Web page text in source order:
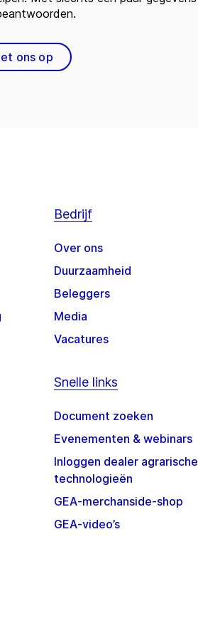
ons op
Bedrijf
Over ons
Duurzaamheid
Beleggers
Media
Vacatures
Snelle links
Document zoeken
Evenementen & webinars
Inloggen dealer agrarische
technologieën
GEA-merchanside-shop
GEA-video’s